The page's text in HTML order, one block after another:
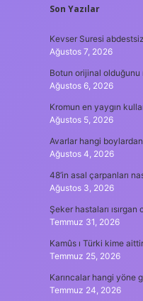
Son Yazılar
Kevser Suresi
Ağustos 7, 2026
Botun orijinal olduğunu
Ağustos 6, 2026
Kromun en yaygın
Ağustos 5, 2026
Avarlar hangi
Ağustos 4, 2026
48’in asal çarpanları
Ağustos 3, 2026
Şeker hastaları
Temmuz 31, 2026
Kamûs ı Türki kime
Temmuz 25, 2026
Karıncalar hangi yöne
Temmuz 24, 2026